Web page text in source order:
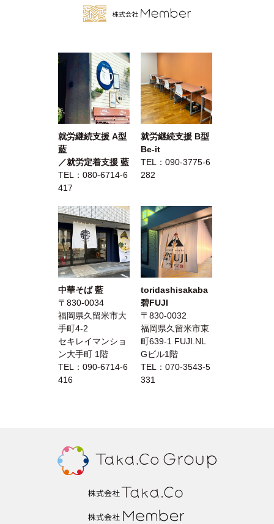
就労継続支援 A型
藍
／就労定着支援 藍
TEL： 080-6714-6
417
就労継続支援 B型
Be-it
TEL：090-3775-6
282
中華そば 藍
〒830-0034
福岡県久留米市大
手町4-2
セキレイマンショ
ン大手町 1階
TEL： 090-6714-6
416
toridashisakaba
碧FUJI
〒830-0032
福岡県久留米市東
町639-1 FUJI.NL
Gビル1階
TEL：070-3543-5
331